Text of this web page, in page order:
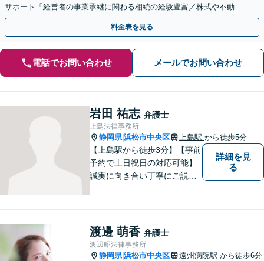
サポート「経営者の事業承継に関わる相続の経験豊富／株式や不動産
の名義変更など、事業承継特有の資産管理の問題に精通」
料金表を見る
電話でお問い合わせ メールでお問い合わせ
岩田 祐志 弁護士
上島法律事務所
静岡県|浜松市中央区 上島駅 から徒歩5分
【上島駅から徒歩3分】【事前
予約で土日祝日の対応可能】
誠実に向き合い丁寧にご説明
詳細を見
る
渡邊 萌香 弁護士
渡辺昭法律事務所
静岡県|浜松市中央区 遠州病院駅 から徒歩6分